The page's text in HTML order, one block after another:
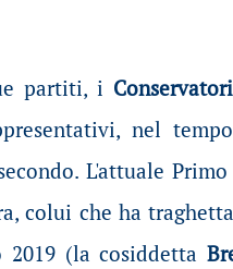
partiti, i
nel
L'attuale
colui che ha
(la cosiddetta